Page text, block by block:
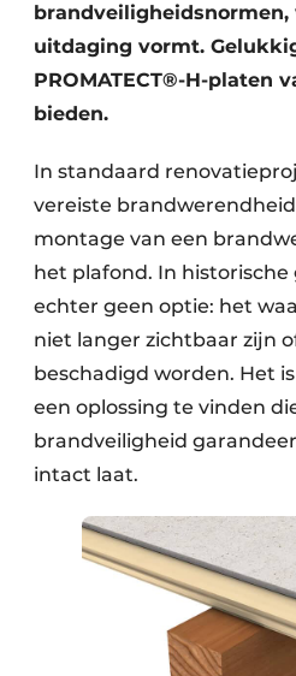
Interieurarchitectuur
Keukens
Renovatie
Software
Toegangscontrole
Veiligheid & Opleiding
Zonwering
brandveiligheidsnormen,
uitdaging vormt.
PROMATECT®-H-platen
bieden.
In standaard
vereiste
montage van een
het plafond. In historische
echter geen optie: het
niet langer zichtbaar zijn
beschadigd worden. Het
een oplossing te vinden
brandveiligheid
intact laat.